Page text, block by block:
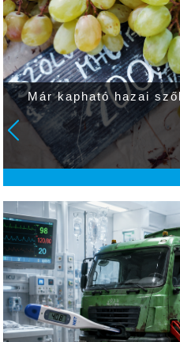
Ma is nagyon meleg
valószínű zápor,